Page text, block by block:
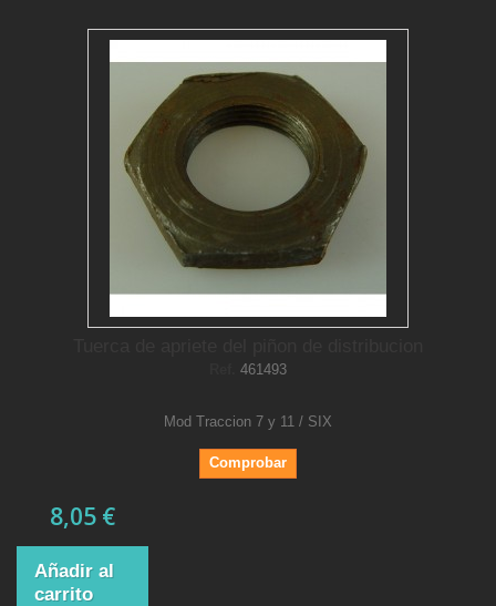
461493
Mod Traccion 7 y 11 / SIX
Comprobar
8,05 €
Añadir al
carrito